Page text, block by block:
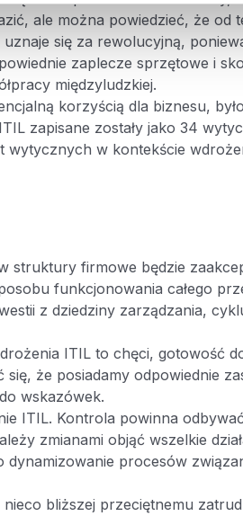
ale można powiedzieć, że
się za rewolucyjną,
zaplecze sprzętowe i
międzyludzkiej.
korzyścią dla biznesu,
zapisane zostały jako 34
wytycznych w kontekście
struktury firmowe będzie
funkcjonowania całego
z dziedziny zarządzania,
ITIL to chęci, gotowość
że posiadamy odpowiednie
wskazówek.
ITIL. Kontrola powinna
zmianami objąć wszelkie
dynamizowanie procesów
bliższej przeciętnemu